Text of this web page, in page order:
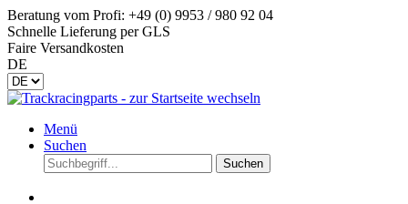
Beratung vom Profi: +49 (0) 9953 / 980 92 04
Schnelle Lieferung per GLS
Faire Versandkosten
DE
Menü
Suchen
Suchen